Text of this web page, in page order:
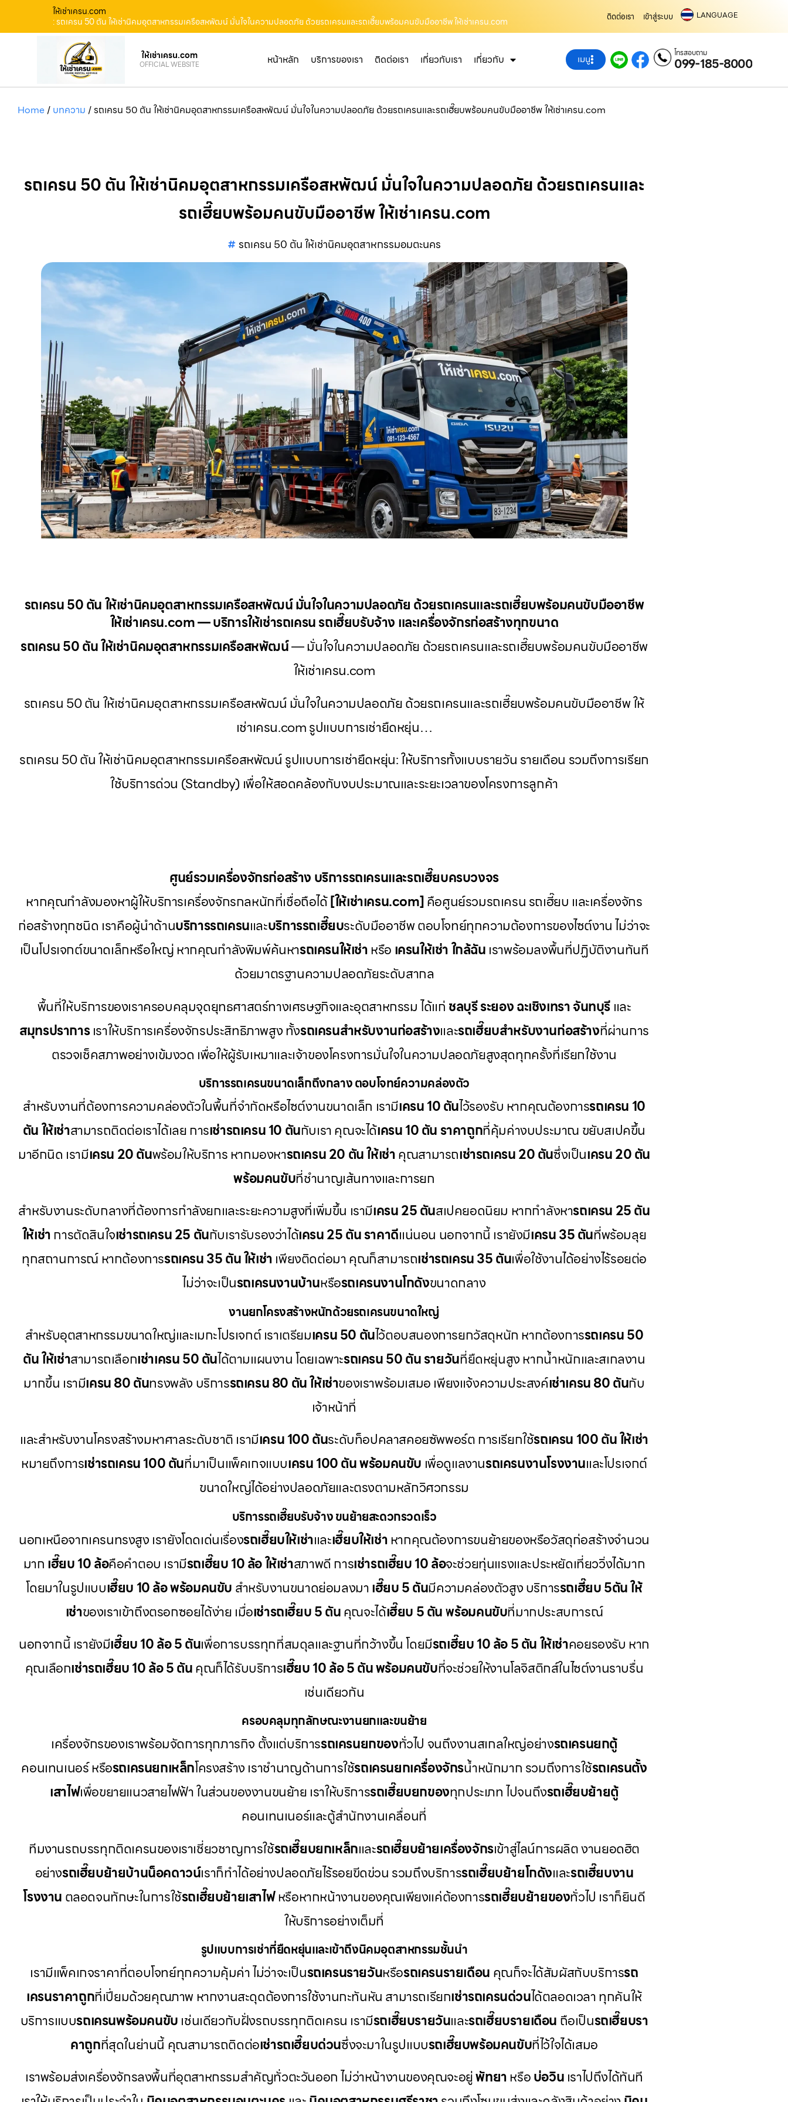
ให้เช่าเครน.com
: รถเครน 50 ตัน ให้เช่านิคมอุตสาหกรรมเครือสหพัฒน์ มั่นใจในความปลอดภัย ด้วยรถเครนและรถเฮี๊ยบพร้อมคนขับมืออาชีพ ให้เช่าเครน.com
ติดต่อเรา เข้าสู่ระบบ LANGUAGE
ให้เช่าเครน.com
OFFICIAL WEBSITE หน้าหลัก บริการของเรา ติดต่อเรา เกี่ยวกับเรา เกี่ยวกับ เมนู โทรสอบถาม
099-185-8000
Home/ บทความ /รถเครน 50 ตัน ให้เช่านิคมอุตสาหกรรมเครือสหพัฒน์ มั่นใจในความปลอดภัย ด้วยรถเครนและรถเฮี๊ยบพร้อมคนขับมืออาชีพ ให้เช่าเครน.com
รถเครน 50 ตัน ให้เช่านิคมอุตสาหกรรมเครือสหพัฒน์ มั่นใจในความปลอดภัย ด้วยรถเครนและ
รถเฮี๊ยบพร้อมคนขับมืออาชีพ ให้เช่าเครน.com
รถเครน 50 ตัน ให้เช่านิคมอุตสาหกรรมอมตะนคร
รถเครน 50 ตัน ให้เช่านิคมอุตสาหกรรมเครือสหพัฒน์ มั่นใจในความปลอดภัย ด้วยรถเครนและรถเฮี๊ยบพร้อมคนขับมืออาชีพ
ให้เช่าเครน.com — บริการให้เช่ารถเครน รถเฮี๊ยบรับจ้าง และเครื่องจักรก่อสร้างทุกขนาด
รถเครน 50 ตัน ให้เช่านิคมอุตสาหกรรมเครือสหพัฒน์— มั่นใจในความปลอดภัย ด้วยรถเครนและรถเฮี๊ยบพร้อมคนขับมืออาชีพ
ให้เช่าเครน.com
รถเครน 50 ตัน ให้เช่านิคมอุตสาหกรรมเครือสหพัฒน์ มั่นใจในความปลอดภัย ด้วยรถเครนและรถเฮี๊ยบพร้อมคนขับมืออาชีพ ให้
เช่าเครน.com รูปแบบการเช่ายืดหยุ่น…
รถเครน 50 ตัน ให้เช่านิคมอุตสาหกรรมเครือสหพัฒน์ รูปแบบการเช่ายืดหยุ่น: ให้บริการทั้งแบบรายวัน รายเดือน รวมถึงการเรียก
ใช้บริการด่วน (Standby) เพื่อให้สอดคล้องกับงบประมาณและระยะเวลาของโครงการลูกค้า
ศูนย์รวมเครื่องจักรก่อสร้าง บริการรถเครนและรถเฮี๊ยบครบวงจร
หากคุณกำลังมองหาผู้ให้บริการเครื่องจักรกลหนักที่เชื่อถือได้[ให้เช่าเครน.com]คือศูนย์รวมรถเครน รถเฮี๊ยบ และเครื่องจักร
ก่อสร้างทุกชนิด เราคือผู้นำด้านบริการรถเครนและบริการรถเฮี๊ยบระดับมืออาชีพ ตอบโจทย์ทุกความต้องการของไซต์งาน ไม่ว่าจะ
เป็นโปรเจกต์ขนาดเล็กหรือใหญ่ หากคุณกำลังพิมพ์ค้นหารถเครนให้เช่าหรือ เครนให้เช่าใกล้ฉัน เราพร้อมลงพื้นที่ปฏิบัติงานทันที
ด้วยมาตรฐานความปลอดภัยระดับสากล
พื้นที่ให้บริการของเราครอบคลุมจุดยุทธศาสตร์ทางเศรษฐกิจและอุตสาหกรรม ได้แก่ ชลบุรีระยองฉะเชิงเทราจันทบุรีและ
สมุทรปราการเราให้บริการเครื่องจักรประสิทธิภาพสูง ทั้งรถเครนสำหรับงานก่อสร้างและรถเฮี๊ยบสำหรับงานก่อสร้างที่ผ่านการ
ตรวจเช็คสภาพอย่างเข้มงวด เพื่อให้ผู้รับเหมาและเจ้าของโครงการมั่นใจในความปลอดภัยสูงสุดทุกครั้งที่เรียกใช้งาน
บริการรถเครนขนาดเล็กถึงกลาง ตอบโจทย์ความคล่องตัว
สำหรับงานที่ต้องการความคล่องตัวในพื้นที่จำกัดหรือไซต์งานขนาดเล็ก เรามีเครน 10 ตันไว้รองรับ หากคุณต้องการรถเครน 10
ตัน ให้เช่าสามารถติดต่อเราได้เลย การเช่ารถเครน 10 ตันกับเรา คุณจะได้เครน 10 ตัน ราคาถูกที่คุ้มค่างบประมาณ ขยับสเปคขึ้น
มาอีกนิด เรามีเครน 20 ตันพร้อมให้บริการ หากมองหารถเครน 20 ตัน ให้เช่าคุณสามารถเช่ารถเครน 20 ตันซึ่งเป็นเครน 20 ตัน
พร้อมคนขับที่ชำนาญเส้นทางและการยก
สำหรับงานระดับกลางที่ต้องการกำลังยกและระยะความสูงที่เพิ่มขึ้น เรามีเครน 25 ตันสเปคยอดนิยม หากกำลังหารถเครน 25 ตัน
ให้เช่าการตัดสินใจเช่ารถเครน 25 ตันกับเรารับรองว่าได้เครน 25 ตัน ราคาดีแน่นอน นอกจากนี้ เรายังมีเครน 35 ตันที่พร้อมลุย
ทุกสถานการณ์ หากต้องการรถเครน 35 ตัน ให้เช่า เพียงติดต่อมา คุณก็สามารถเช่ารถเครน 35 ตันเพื่อใช้งานได้อย่างไร้รอยต่อ
ไม่ว่าจะเป็นรถเครนงานบ้านหรือรถเครนงานโกดังขนาดกลาง
งานยกโครงสร้างหนักด้วยรถเครนขนาดใหญ่
สำหรับอุตสาหกรรมขนาดใหญ่และเมกะโปรเจกต์ เราเตรียมเครน 50 ตันไว้ตอบสนองการยกวัสดุหนัก หากต้องการรถเครน 50
ตัน ให้เช่าสามารถเลือกเช่าเครน 50 ตันได้ตามแผนงาน โดยเฉพาะรถเครน 50 ตัน รายวันที่ยืดหยุ่นสูง หากน้ำหนักและสเกลงาน
มากขึ้น เรามีเครน 80 ตันทรงพลัง บริการรถเครน 80 ตัน ให้เช่าของเราพร้อมเสมอ เพียงแจ้งความประสงค์เช่าเครน 80 ตันกับ
เจ้าหน้าที่
และสำหรับงานโครงสร้างมหาศาลระดับชาติ เรามีเครน 100 ตันระดับท็อปคลาสคอยซัพพอร์ต การเรียกใช้รถเครน 100 ตัน ให้เช่า
หมายถึงการเช่ารถเครน 100 ตันที่มาเป็นแพ็คเกจแบบเครน 100 ตัน พร้อมคนขับ เพื่อดูแลงานรถเครนงานโรงงานและโปรเจกต์
ขนาดใหญ่ได้อย่างปลอดภัยและตรงตามหลักวิศวกรรม
บริการรถเฮี๊ยบรับจ้าง ขนย้ายสะดวกรวดเร็ว
นอกเหนือจากเครนทรงสูง เรายังโดดเด่นเรื่องรถเฮี๊ยบให้เช่าและเฮี๊ยบให้เช่าหากคุณต้องการขนย้ายของหรือวัสดุก่อสร้างจำนวน
มาก เฮี๊ยบ 10 ล้อคือคำตอบ เรามีรถเฮี๊ยบ 10 ล้อ ให้เช่าสภาพดี การเช่ารถเฮี๊ยบ 10 ล้อจะช่วยทุ่นแรงและประหยัดเที่ยววิ่งได้มาก
โดยมาในรูปแบบเฮี๊ยบ 10 ล้อ พร้อมคนขับ สำหรับงานขนาดย่อมลงมาเฮี๊ยบ 5 ตันมีความคล่องตัวสูง บริการรถเฮี๊ยบ 5ตัน ให้
เช่าของเราเข้าถึงตรอกซอยได้ง่าย เมื่อเช่ารถเฮี๊ยบ 5 ตันคุณจะได้เฮี๊ยบ 5 ตัน พร้อมคนขับที่มากประสบการณ์
นอกจากนี้ เรายังมีเฮี๊ยบ 10 ล้อ 5 ตันเพื่อการบรรทุกที่สมดุลและฐานที่กว้างขึ้น โดยมีรถเฮี๊ยบ 10 ล้อ 5 ตัน ให้เช่าคอยรองรับ หาก
คุณเลือกเช่ารถเฮี๊ยบ 10 ล้อ 5 ตันคุณก็ได้รับบริการเฮี๊ยบ 10 ล้อ 5 ตัน พร้อมคนขับที่จะช่วยให้งานโลจิสติกส์ในไซต์งานราบรื่น
เช่นเดียวกัน
ครอบคลุมทุกลักษณะงานยกและขนย้าย
เครื่องจักรของเราพร้อมจัดการทุกภารกิจ ตั้งแต่บริการรถเครนยกของทั่วไป จนถึงงานสเกลใหญ่อย่างรถเครนยกตู้
คอนเทนเนอร์ หรือรถเครนยกเหล็กโครงสร้าง เราชำนาญด้านการใช้รถเครนยกเครื่องจักรน้ำหนักมาก รวมถึงการใช้รถเครนตั้ง
เสาไฟเพื่อขยายแนวสายไฟฟ้า ในส่วนของงานขนย้าย เราให้บริการรถเฮี๊ยบยกของทุกประเภท ไปจนถึงรถเฮี๊ยบย้ายตู้
คอนเทนเนอร์และตู้สำนักงานเคลื่อนที่
ทีมงานรถบรรทุกติดเครนของเราเชี่ยวชาญการใช้รถเฮี๊ยบยกเหล็กและรถเฮี๊ยบย้ายเครื่องจักรเข้าสู่ไลน์การผลิต งานยอดฮิต
อย่างรถเฮี๊ยบย้ายบ้านน็อคดาวน์เราก็ทำได้อย่างปลอดภัยไร้รอยขีดข่วน รวมถึงบริการรถเฮี๊ยบย้ายโกดังและรถเฮี๊ยบงาน
โรงงาน ตลอดจนทักษะในการใช้รถเฮี๊ยบย้ายเสาไฟหรือหากหน้างานของคุณเพียงแค่ต้องการรถเฮี๊ยบย้ายของทั่วไป เราก็ยินดี
ให้บริการอย่างเต็มที่
รูปแบบการเช่าที่ยืดหยุ่นและเข้าถึงนิคมอุตสาหกรรมชั้นนำ
เรามีแพ็คเกจราคาที่ตอบโจทย์ทุกความคุ้มค่า ไม่ว่าจะเป็นรถเครนรายวันหรือรถเครนรายเดือน คุณก็จะได้สัมผัสกับบริการรถ
เครนราคาถูกที่เปี่ยมด้วยคุณภาพ หากงานสะดุดต้องการใช้งานกะทันหัน สามารถเรียกเช่ารถเครนด่วนได้ตลอดเวลา ทุกคันให้
บริการแบบรถเครนพร้อมคนขับ เช่นเดียวกับฝั่งรถบรรทุกติดเครน เรามีรถเฮี๊ยบรายวันและรถเฮี๊ยบรายเดือน ถือเป็นรถเฮี๊ยบรา
คาถูกที่สุดในย่านนี้ คุณสามารถติดต่อเช่ารถเฮี๊ยบด่วนซึ่งจะมาในรูปแบบรถเฮี๊ยบพร้อมคนขับที่ไว้ใจได้เสมอ
เราพร้อมส่งเครื่องจักรลงพื้นที่อุตสาหกรรมสำคัญทั่วตะวันออก ไม่ว่าหน้างานของคุณจะอยู่พัทยาหรือบ่อวิน เราไปถึงได้ทันที